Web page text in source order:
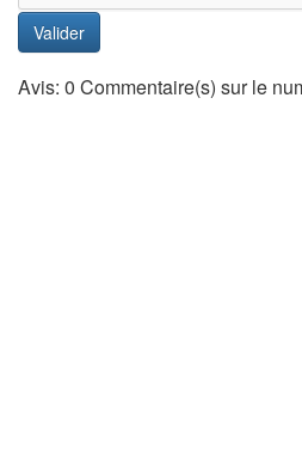
Valider
Avis: 0 Commentaire(s) sur le